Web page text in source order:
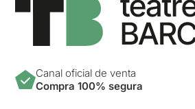
Canal oficial de venta
Compra 100% segura